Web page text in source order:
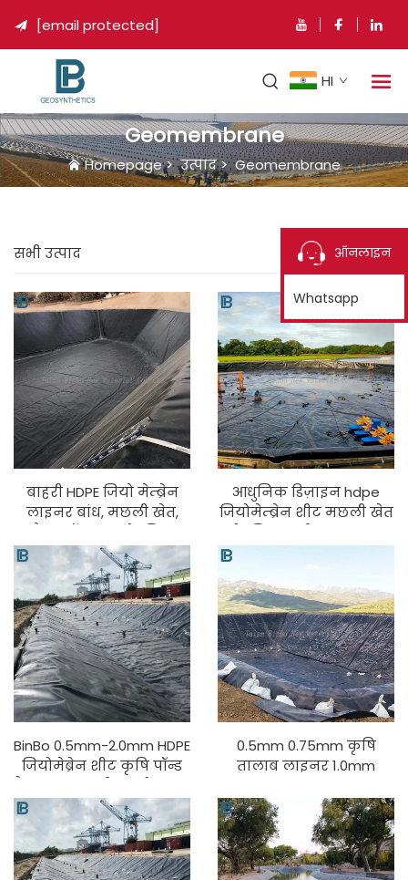
 [email protected]
HI
Geomembrane
Homepage>उत्पाद>Geomembrane
सभी उत्पाद
बाहरी HDPE जियो मेम्ब्रेन
लाइनर बांध, मछली खेत,
0.5mm-2mm मोटाई UV
एंटी-एजिंग कारखाना
कीमत से बनाया गया
PVC/EVA
आधुनिक डिज़ाइन hdpe
जियोमेम्ब्रेन शीट मछली खेत
जलपालन पॉलीएथिलीन
के लिए
BinBo 0.5mm-2.0mm HDPE
जियोमेब्रेन शीट कृषि पॉन्ड
लाइनर PVC LDPE EVA
LLDPE के साथ बनाया
0.5mm 0.75mm कृषि
तालाब लाइनर 1.0mm
जियोमेम्ब्रेन शीट बांध तालाब
लाइनर मछली खेती भूमि
खनिज
ऑनलाइन
Whatsapp